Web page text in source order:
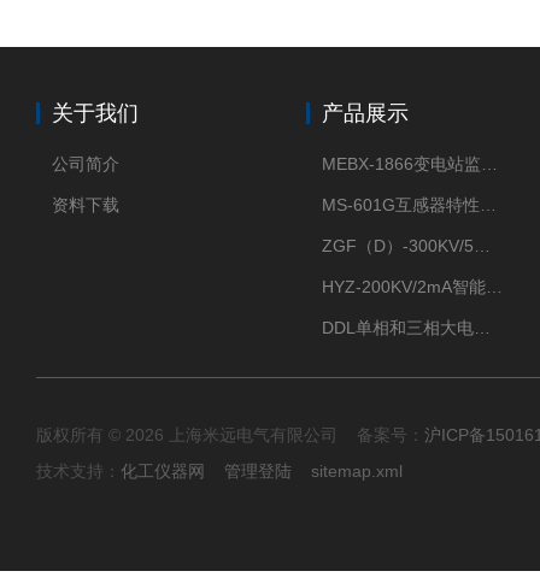
关于我们
公司简介
资料下载
产品展示
版权所有 © 2026 上海米远电气有限公司 备案号： 沪ICP备
技术支持： 化工仪器网 管理登陆 sitemap.xml